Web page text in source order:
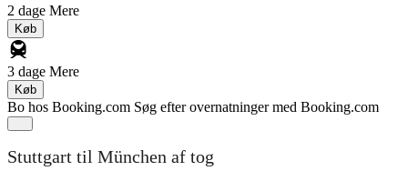
2 dage Mere
Køb
3 dage Mere
Køb
Bo hos Booking.com Søg efter overnatninger med Booking.com
Stuttgart til München af tog